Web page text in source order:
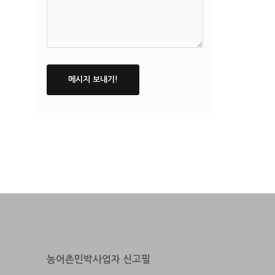
농어촌민박사업자 신고필